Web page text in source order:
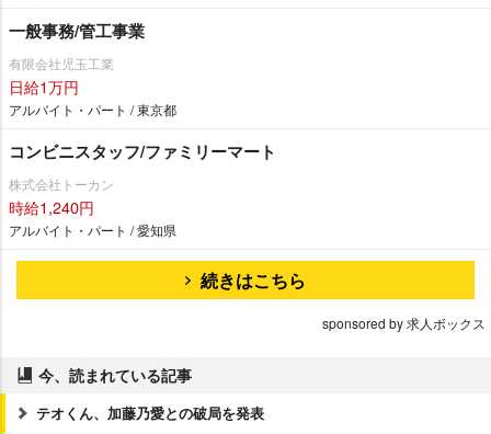
一般事務/管工事業
有限会社児玉工業
日給1万円
アルバイト・パート / 東京都
コンビニスタッフ/ファミリーマート
株式会社トーカン
時給1,240円
アルバイト・パート / 愛知県
続きはこちら
sponsored by 求人ボックス
今、読まれている記事
テオくん、加藤乃愛との破局を発表